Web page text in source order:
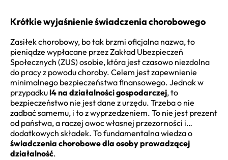
Krótkie wyjaśnienie świadczenia chorobowego
Zasiłek chorobowy, bo tak brzmi oficjalna nazwa, to
pieniądze wypłacane przez Zakład Ubezpieczeń
Społecznych (ZUS) osobie, która jest czasowo niezdolna
do pracy z powodu choroby. Celem jest zapewnienie
minimalnego bezpieczeństwa finansowego. Jednak w
przypadkul4 na działalności gospodarczej, to
bezpieczeństwo nie jest dane z urzędu. Trzeba o nie
zadbać samemu, i to z wyprzedzeniem. To nie jest prezent
od państwa, a raczej owoc własnej przezorności i…
dodatkowych składek. To fundamentalna wiedza o
świadczenia chorobowe dla osoby prowadzącej
działalność.